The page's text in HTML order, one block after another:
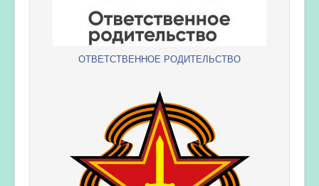
ОТВЕТСТВЕННОЕ РОДИТЕЛЬСТВО